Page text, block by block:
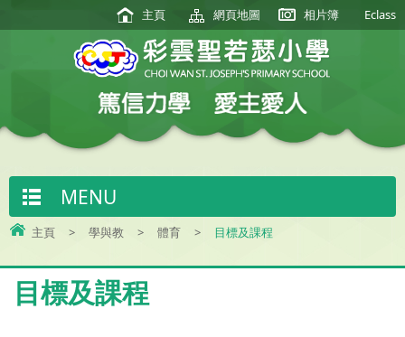
主頁 網頁地圖 相片簿 Eclass
MENU
主頁 > 學與教 > 體育 > 目標及課程
目標及課程